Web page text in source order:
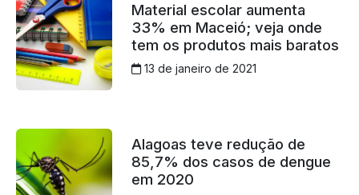
Material escolar aumenta
33% em Maceió; veja onde
tem os produtos mais baratos
13 de janeiro de 2021
Alagoas teve redução de
85,7% dos casos de dengue
em 2020